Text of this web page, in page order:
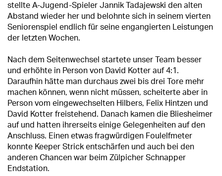
stellte A-Jugend-Spieler Jannik Tadajewski den alten
Abstand wieder her und belohnte sich in seinem vierten
Seniorenspiel endlich für seine engangierten Leistungen
der letzten Wochen.
Nach dem Seitenwechsel startete unser Team besser
und erhöhte in Person von David Kotter auf 4:1.
Daraufhin hätte man durchaus zwei bis drei Tore mehr
machen können, wenn nicht müssen, scheiterte aber in
Person vom eingewechselten Hilbers, Felix Hintzen und
David Kotter freistehend. Danach kamen die Bliesheimer
auf und hatten ihrerseits einige Gelegenheiten auf den
Anschluss. Einen etwas fragwürdigen Foulelfmeter
konnte Keeper Strick entschärfen und auch bei den
anderen Chancen war beim Zülpicher Schnapper
Endstation.